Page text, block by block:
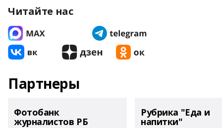
Читайте нас
Партнеры
Фотобанк
журналистов РБ
Рубрика "Еда и
напитки"